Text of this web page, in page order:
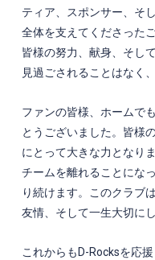
ティア、スポンサー、そ
全体を支えてくださった
皆様の努力、献身、そし
見過ごされることはなく
ファンの皆様、ホームで
とうございました。皆様
にとって大きな力となりま
チームを離れることにな
り続けます。このクラブ
友情、そして一生大切に
これからもD-Rocksを応